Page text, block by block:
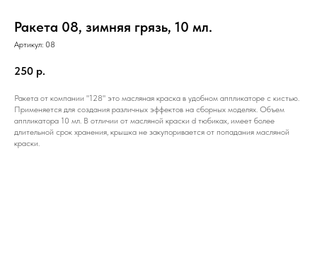
Ракета 08, зимняя грязь, 10 мл.
Артикул: 08
250 р.
Ракета от компании "128" это масляная краска в удобном аппликаторе с кистью.
Применяется для создания различных эффектов на сборных моделях. Объем
аппликатора 10 мл. В отличии от масляной краски d тюбиках, имеет более
длительной срок хранения, крышка не закупоривается от попадания масляной
краски.